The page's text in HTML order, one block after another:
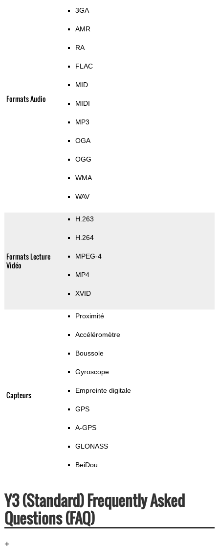
Formats Audio
3GA
AMR
RA
FLAC
MID
MIDI
MP3
OGA
OGG
WMA
WAV
Formats Lecture
Vidéo
H.263
H.264
MPEG-4
MP4
XVID
Capteurs
Proximité
Accéléromètre
Boussole
Gyroscope
Empreinte digitale
GPS
A-GPS
GLONASS
BeiDou
Y3 (Standard) Frequently Asked
Questions (FAQ)
+